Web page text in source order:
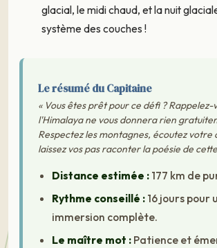
glacial, le midi chaud, et la nuit
système des couches !
Le résumé du Capitaine
« Vous êtes prêt pour ce défi ? Rappelez-
l'Himalaya ne vous donnera rien
Respectez les montagnes, écoutez votre
laissez vos pas raconter la poésie de
Distance estimée :177 km de
Rythme conseillé :16 jours pour
immersion complète.
Le maître mot :Patience et